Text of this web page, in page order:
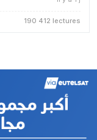
190 412 lectures